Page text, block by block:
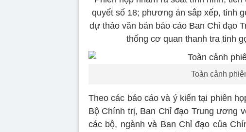
quyết số 18; phương án sắp xếp, tinh
dự thảo văn bản báo cáo Ban Chỉ đạo
thống cơ quan thanh tra tinh
Toàn cảnh
Theo các báo cáo và ý kiến tại phiên
Bộ Chính trị, Ban Chỉ đạo Trung ương
các bộ, ngành và Ban Chỉ đạo của